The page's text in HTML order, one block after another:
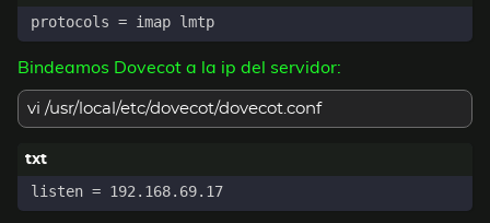
Bindeamos Dovecot a la ip del servidor:
vi /usr/local/etc/dovecot/dovecot.conf